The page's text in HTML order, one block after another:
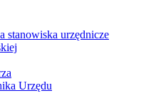
stanowiska urzędnicze
Urzędu